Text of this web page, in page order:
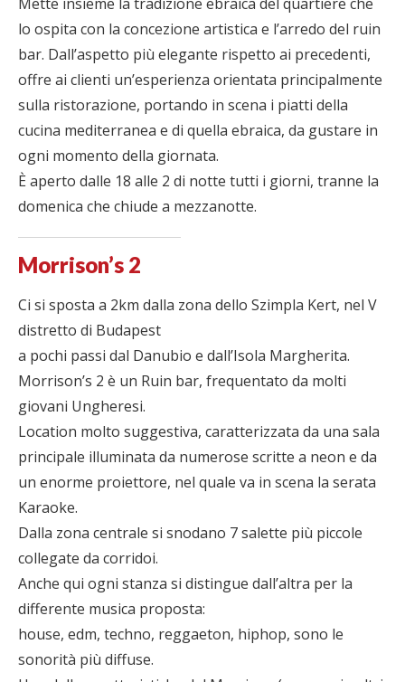
lo ospita con la concezione artistica e l’arredo del ruin
bar. Dall’aspetto più elegante rispetto ai precedenti,
offre ai clienti un’esperienza orientata principalmente
sulla ristorazione, portando in scena i piatti della
cucina mediterranea e di quella ebraica, da gustare in
ogni momento della giornata.
È aperto dalle 18 alle 2 di notte tutti i giorni, tranne la
domenica che chiude a mezzanotte.
Morrison’s 2
Ci si sposta a 2km dalla zona dello Szimpla Kert, nel V
distretto di Budapest
a pochi passi dal Danubio e dall’Isola Margherita.
Morrison’s 2 è un Ruin bar, frequentato da molti
giovani Ungheresi.
Location molto suggestiva, caratterizzata da una sala
principale illuminata da numerose scritte a neon e da
un enorme proiettore, nel quale va in scena la serata
Karaoke.
Dalla zona centrale si snodano 7 salette più piccole
collegate da corridoi.
Anche qui ogni stanza si distingue dall’altra per la
differente musica proposta:
house, edm, techno, reggaeton, hiphop, sono le
sonorità più diffuse.